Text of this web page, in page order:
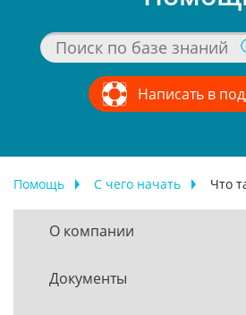
Написать в
Помощь С чего начать Что
О компании
Документы